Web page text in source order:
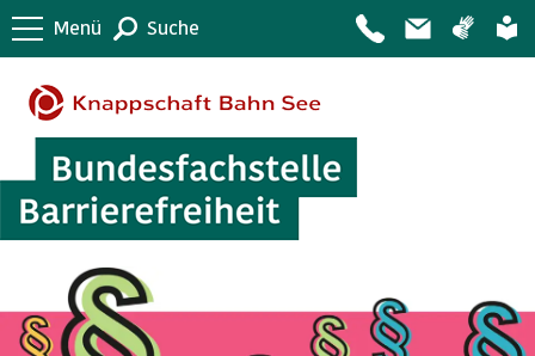
Menü Suche